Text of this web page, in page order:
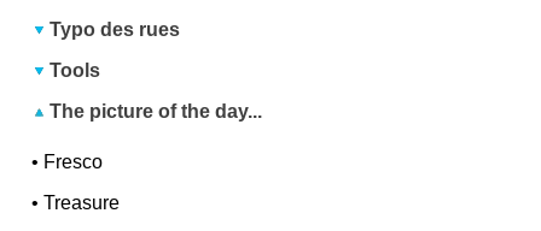
Typo des rues
Tools
The picture of the day...
• Fresco
•Treasure